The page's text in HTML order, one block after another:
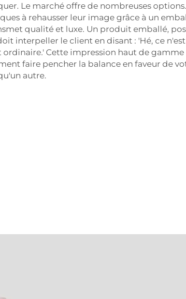
Le marché offre de nombreuses
à rehausser leur image grâce à un
qualité et luxe. Un produit emballé,
interpeller le client en disant : 'Hé, ce
Cette impression haut de
faire pencher la balance en faveur de
autre.